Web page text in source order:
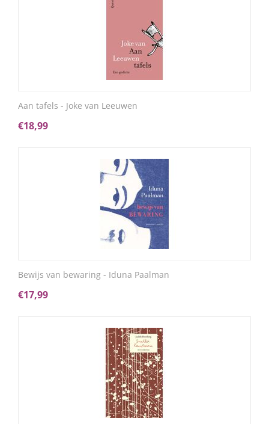
Aan tafels - Joke van Leeuwen
€18,99
Bewijs van bewaring - Iduna Paalman
€17,99